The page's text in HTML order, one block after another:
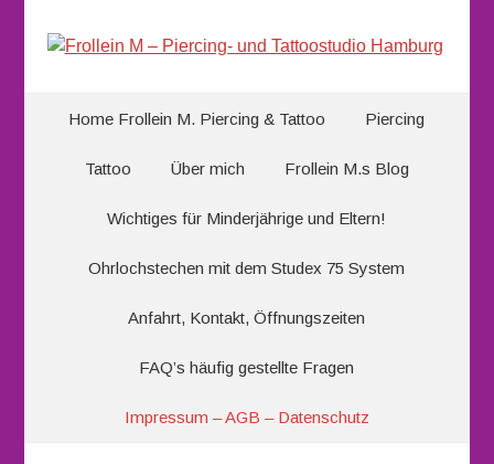
Home Frollein M. Piercing & Tattoo Piercing
Tattoo Über mich Frollein M.s Blog
Wichtiges für Minderjährige und Eltern!
Ohrlochstechen mit dem Studex 75 System
Anfahrt, Kontakt, Öffnungszeiten
FAQ’s häufig gestellte Fragen
Impressum – AGB – Datenschutz